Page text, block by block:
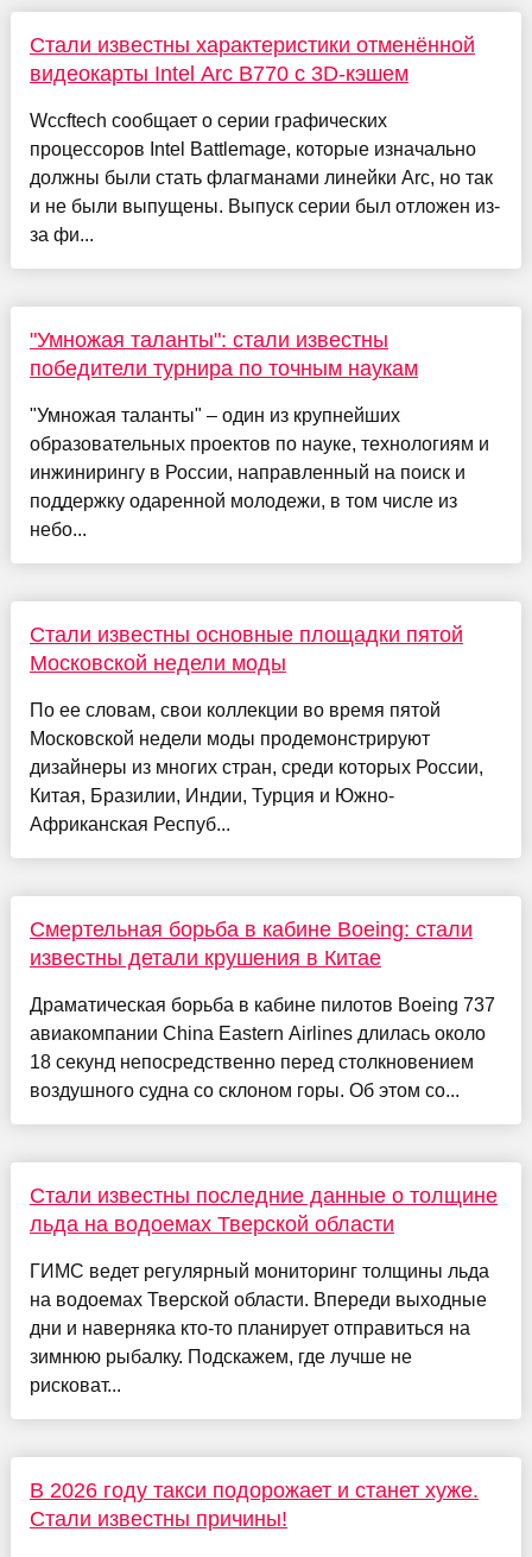
Стали известны характеристики отменённой
видеокарты Intel Arc B770 с 3D-кэшем
Wccftech сообщает о серии графических
процессоров Intel Battlemage, которые изначально
должны были стать флагманами линейки Arc, но так
и не были выпущены. Выпуск серии был отложен из-
за фи...
"Умножая таланты": стали известны
победители турнира по точным наукам
"Умножая таланты" – один из крупнейших
образовательных проектов по науке, технологиям и
инжинирингу в России, направленный на поиск и
поддержку одаренной молодежи, в том числе из
небо...
Стали известны основные площадки пятой
Московской недели моды
По ее словам, свои коллекции во время пятой
Московской недели моды продемонстрируют
дизайнеры из многих стран, среди которых России,
Китая, Бразилии, Индии, Турция и Южно-
Африканская Респуб...
Смертельная борьба в кабине Boeing: стали
известны детали крушения в Китае
Драматическая борьба в кабине пилотов Boeing 737
авиакомпании China Eastern Airlines длилась около
18 секунд непосредственно перед столкновением
воздушного судна со склоном горы. Об этом со...
Стали известны последние данные о толщине
льда на водоемах Тверской области
ГИМС ведет регулярный мониторинг толщины льда
на водоемах Тверской области. Впереди выходные
дни и наверняка кто-то планирует отправиться на
зимнюю рыбалку. Подскажем, где лучше не
рисковат...
В 2026 году такси подорожает и станет хуже.
Стали известны причины!